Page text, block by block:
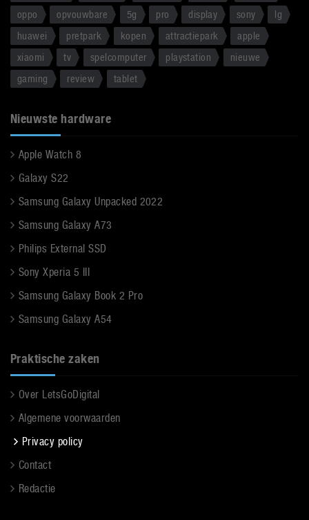
oppo
opvouwbare 5g pro display sony
lg
huawei
pretpark kopen attractiepark
apple
xiaomi
tv spelcomputer playstation
nieuwe
gaming
review tablet
Nieuwste hardware
Apple Watch 8
Galaxy S22
Samsung Galaxy Unpacked 2022
Samsung Galaxy A73
Philips External SSD
Sony Xperia 5 III
Samsung Galaxy Book 2 Pro
Samsung Galaxy A54
Praktische zaken
Over LetsGoDigital
Algemene voorwaarden
Privacy policy
Contact
Redactie